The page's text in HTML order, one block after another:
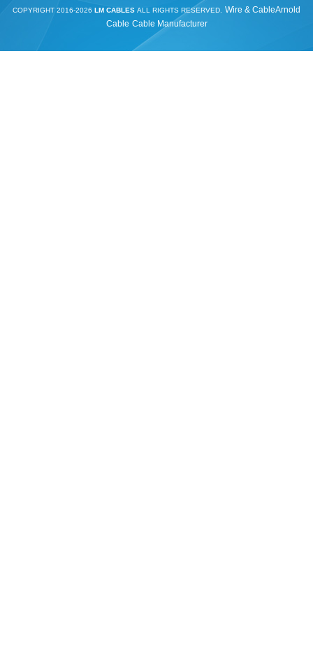
COPYRIGHT 2016-2026 LM CABLES ALL RIGHTS RESERVED. Wire & CableArnold
Cable Cable Manufacturer